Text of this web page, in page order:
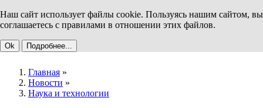
Наш сайт использует файлы cookie. Пользуясь нашим сайтом, вы
соглашаетесь с правилами в отношении этих файлов.
Ok Подробнее...
Главная »
Новости »
Наука и технологии